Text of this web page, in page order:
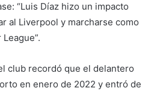
“Luis Díaz hizo un impacto
al Liverpool y marcharse como
club recordó que el delantero
en enero de 2022 y entró de